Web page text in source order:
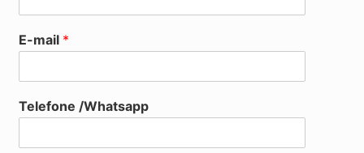
E-mail *
Telefone /Whatsapp